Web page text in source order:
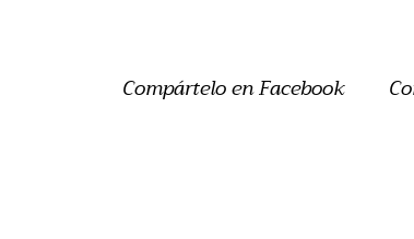
Compártelo en Facebook